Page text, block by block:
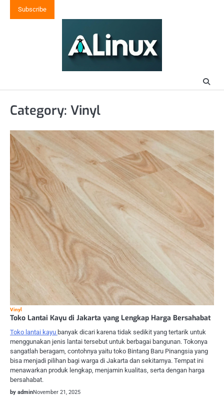
Subscribe
Category: Vinyl
Vinyl
Toko Lantai Kayu di Jakarta yang Lengkap Harga Bersahabat
Toko lantai kayu banyak dicari karena tidak sedikit yang tertarik untuk
menggunakan jenis lantai tersebut untuk berbagai bangunan. Tokonya
sangatlah beragam, contohnya yaitu toko Bintang Baru Pinangsia yang
bisa menjadi pilihan bagi warga di Jakarta dan sekitarnya. Tempat ini
menawarkan produk lengkap, menjamin kualitas, serta dengan harga
bersahabat.
by adminNovember 21, 2025